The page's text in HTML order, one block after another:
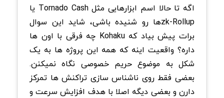
اگه تا حالا اسم ابزارهایی مثل Tornado Cash یا
zk-Rollupها رو شنیده باشی، شاید این سوال
برات پیش بیاد که Kohaku چه فرقی با اون ها
داره؟ واقعیت اینه که همه این پروژه ها به یک
شکل به موضوع حریم خصوصی نگاه نمیکنن.
بعضی فقط روی ناشناس سازی تراکنش ها تمرکز
دارن و بعضی دیگه اصلا با هدف افزایش سرعت و